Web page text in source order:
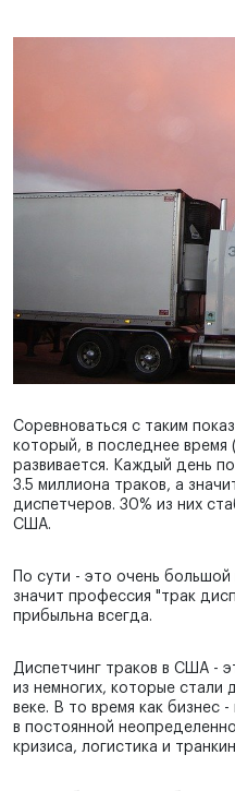
Соревноваться с таким
который, в последнее
развивается. Каждый день
3.5 миллиона траков, а
диспетчеров. 30% из них
США.
По сути - это очень
значит профессия "трак
прибыльна всегда.
Диспетчинг траков в США -
из немногих, которые стали
веке. В то время как бизнес
в постоянной
кризиса, логистика и